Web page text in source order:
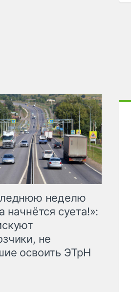
неделю
начнётся суета!»:
не
освоить ЭТрН